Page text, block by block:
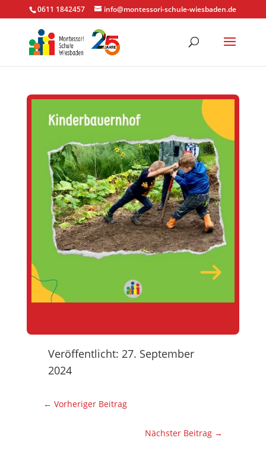
0611 1842457 info@montessori-schule-wiesbaden.de
Veröffentlicht: 27. September
2024
← Vorheriger Beitrag
Nächster Beitrag →